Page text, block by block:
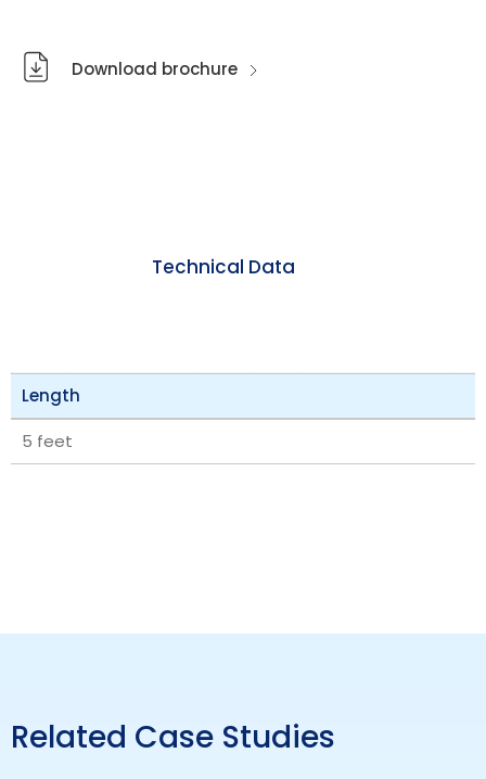
Download brochure
Technical Data
Length
5 feet
Related Case Studies